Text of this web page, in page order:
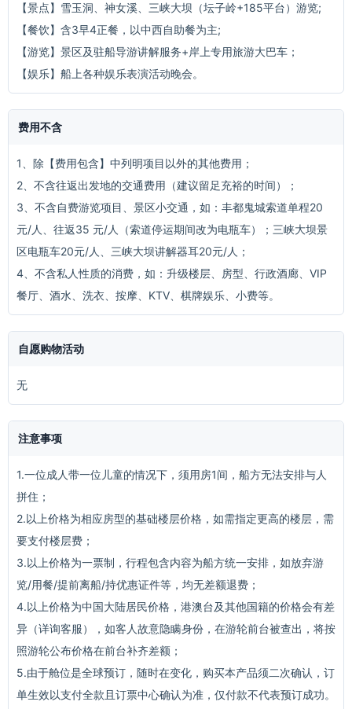
【景点】雪玉洞、神女溪、三峡大坝（坛子岭+185平台）游览;
【餐饮】含3早4正餐，以中西自助餐为主;
【游览】景区及驻船导游讲解服务+岸上专用旅游大巴车；
【娱乐】船上各种娱乐表演活动晚会。
费用不含
1、除【费用包含】中列明项目以外的其他费用；
2、不含往返出发地的交通费用（建议留足充裕的时间）；
3、不含自费游览项目、景区小交通，如：丰都鬼城索道单程20
元/人、往返35 元/人（索道停运期间改为电瓶车）；三峡大坝景
区电瓶车20元/人、三峡大坝讲解器耳20元/人；
4、不含私人性质的消费，如：升级楼层、房型、行政酒廊、VIP
餐厅、酒水、洗衣、按摩、KTV、棋牌娱乐、小费等。
自愿购物活动
无
注意事项
1.一位成人带一位儿童的情况下，须用房1间，船方无法安排与人
拼住；
2.以上价格为相应房型的基础楼层价格，如需指定更高的楼层，需
要支付楼层费；
3.以上价格为一票制，行程包含内容为船方统一安排，如放弃游
览/用餐/提前离船/持优惠证件等，均无差额退费；
4.以上价格为中国大陆居民价格，港澳台及其他国籍的价格会有差
异（详询客服），如客人故意隐瞒身份，在游轮前台被查出，将按
照游轮公布价格在前台补齐差额；
5.由于舱位是全球预订，随时在变化，购买本产品须二次确认，订
单生效以支付全款且订票中心确认为准，仅付款不代表预订成功。